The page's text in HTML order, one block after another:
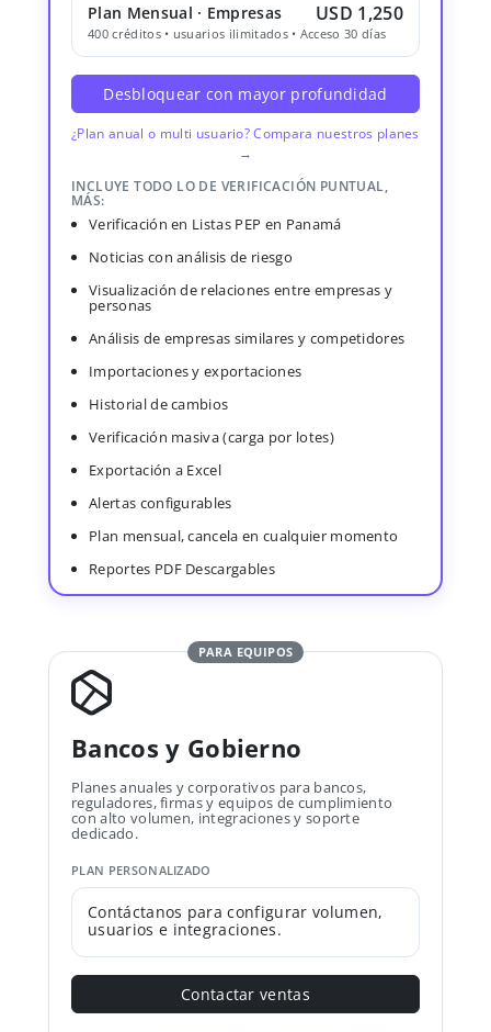
Plan Mensual · Empresas USD 1,250
400 créditos • usuarios ilimitados • Acceso 30 días
Desbloquear con mayor profundidad
¿Plan anual o multi usuario? Compara nuestros planes
→
INCLUYE TODO LO DE VERIFICACIÓN PUNTUAL,
MÁS:
Verificación en Listas PEP en Panamá
Noticias con análisis de riesgo
Visualización de relaciones entre empresas y
personas
Análisis de empresas similares y competidores
Importaciones y exportaciones
Historial de cambios
Verificación masiva (carga por lotes)
Exportación a Excel
Alertas configurables
Plan mensual, cancela en cualquier momento
Reportes PDF Descargables
PARA EQUIPOS
Bancos y Gobierno
Planes anuales y corporativos para bancos,
reguladores, firmas y equipos de cumplimiento
con alto volumen, integraciones y soporte
dedicado.
PLAN PERSONALIZADO
Contáctanos para configurar volumen,
usuarios e integraciones.
Contactar ventas